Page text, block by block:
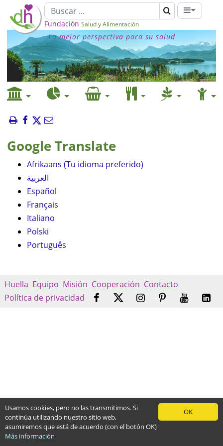
Fundación Salud y Alimentación
La mejor perspectiva para su salud
Google Translate
Afrikaans (Tu idioma preferido)
العربية
Español
Français
Italiano
Polski
Português
Huella Equipo Misión Cooperación Contacto
Política de privacidad
OK
Usamos cookies, pero no las transmitimos. Si
continúa utilizando nuestro sitio web,
asumiremos que está de acuerdo (con el botón OK)
Más información